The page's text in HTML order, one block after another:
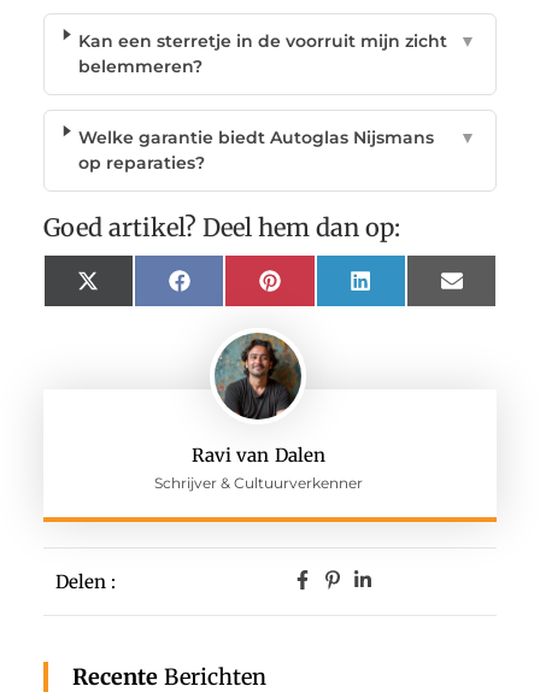
Ravi van Dalen
Schrijver & Cultuurverkenner
Delen :
Recente Berichten
Kan een sterretje in de voorruit mijn zicht
belemmeren?
▼
Welke garantie biedt Autoglas Nijsmans
op reparaties?
▼
Goed artikel? Deel hem dan op:
X
(Twitter)
FacebookPinterest LinkedIn Email